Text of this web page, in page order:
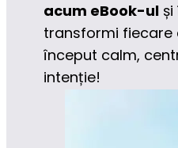
acum eBook-ul
transformi
început calm,
intenție!